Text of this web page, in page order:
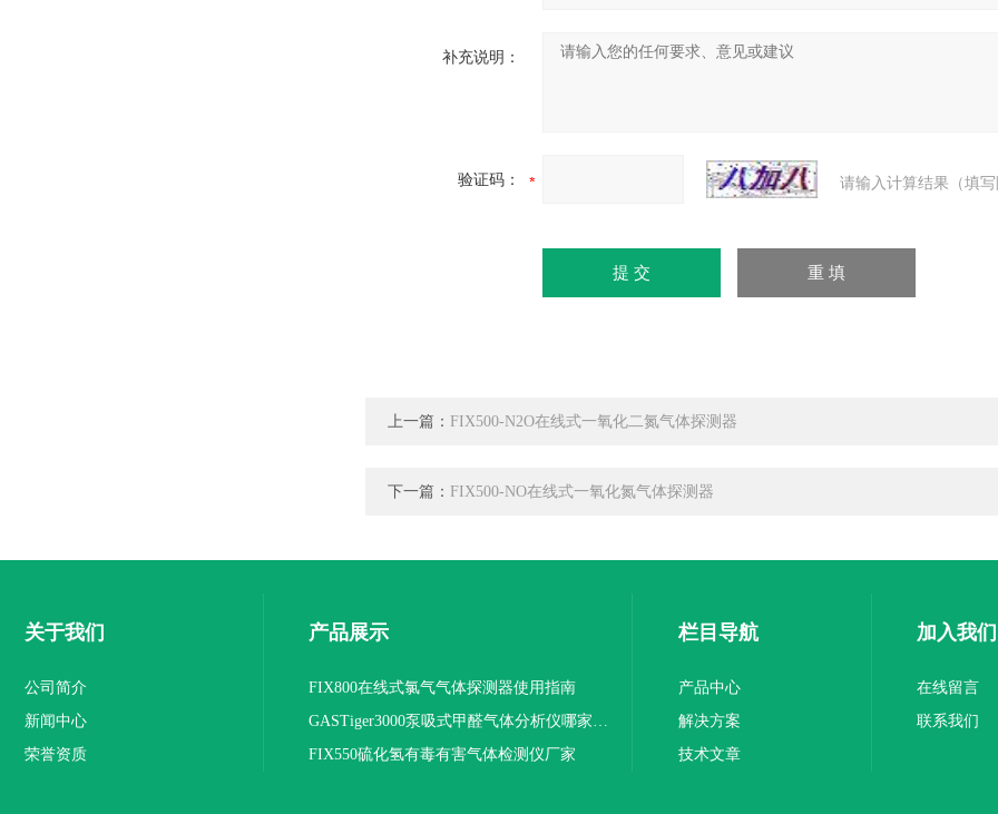
补充说明：
验证码： 请输入计算结果（填
上一篇： FIX500-N2O在线式一氧化二氮气体探测器
下一篇： FIX500-NO在线式一氧化氮气体探测器
关于我们
公司简介
新闻中心
荣誉资质
产品展示
FIX800在线式氯气气体探测器使用指南
GASTiger3000泵吸式甲醛气体分析仪哪家误差小
FIX550硫化氢有毒有害气体检测仪厂家
栏目导航
产品中心
解决方案
技术文章
加入我们
在线留言
联系我们